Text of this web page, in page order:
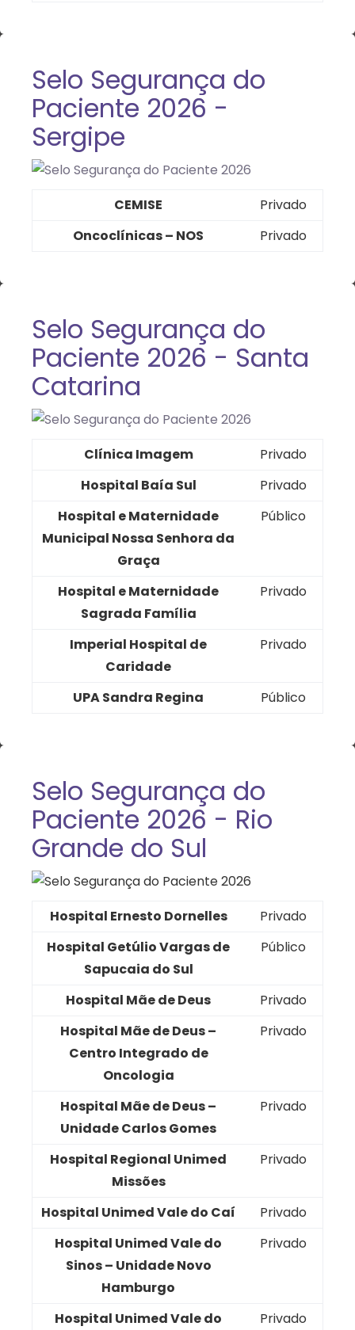
Selo Segurança do
Paciente 2026 -
Sergipe
CEMISE
Privado
Oncoclínicas – NOS
Privado
Selo Segurança do
Paciente 2026 - Santa
Catarina
Clínica Imagem
Privado
Hospital Baía Sul
Privado
Hospital e Maternidade
Municipal Nossa Senhora da
Graça
Público
Hospital e Maternidade
Sagrada Família
Privado
Imperial Hospital de
Caridade
Privado
UPA Sandra Regina Público
Selo Segurança do
Paciente 2026 - Rio
Grande do Sul
Hospital Ernesto Dornelles
Privado
Hospital Getúlio Vargas de
Sapucaia do Sul
Público
Hospital Mãe de Deus
Privado
Hospital Mãe de Deus –
Centro Integrado de
Oncologia
Privado
Hospital Mãe de Deus –
Unidade Carlos Gomes
Privado
Hospital Regional Unimed
Missões
Privado
Hospital Unimed Vale do Caí
Privado
Hospital Unimed Vale do
Sinos – Unidade Novo
Hamburgo
Privado
Hospital Unimed Vale do
Privado